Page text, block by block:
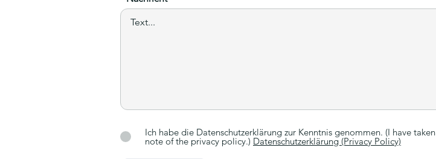
Ich habe die Datenschutzerklärung zur Kenntnis genommen. (I have taken
note of the privacy policy.) Datenschutzerklärung (Privacy Policy)